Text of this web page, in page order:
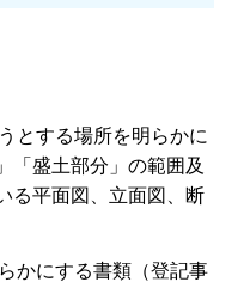
とする場所を明らかに
「盛土部分」の範囲及
る平面図、立面図、断
かにする書類（登記事